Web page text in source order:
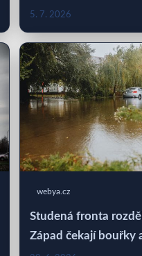
5. 7. 2026
webya.cz
Studená fronta
Západ čekají bouřky